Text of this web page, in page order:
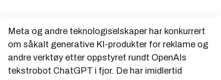
Meta og andre teknologiselskaper har konkurrert
om såkalt generative KI-produkter for reklame og
andre verktøy etter oppstyret rundt OpenAIs
tekstrobot ChatGPT i fjor. De har imidlertid